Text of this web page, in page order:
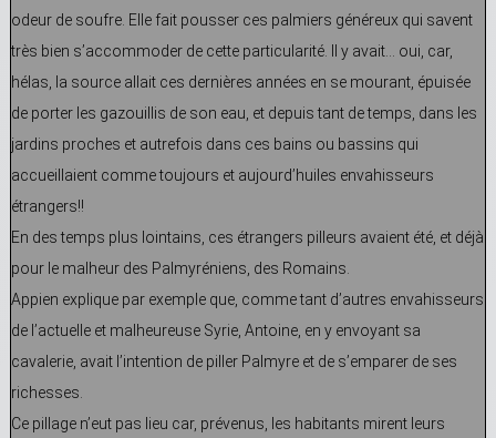
odeur de soufre. Elle fait pousser ces palmiers généreux qui savent
très bien s’accommoder de cette particularité. Il y avait… oui, car,
hélas, la source allait ces dernières années en se mourant, épuisée
de porter les gazouillis de son eau, et depuis tant de temps, dans les
jardins proches et autrefois dans ces bains ou bassins qui
accueillaient comme toujours et aujourd’huiles envahisseurs
étrangers!!
En des temps plus lointains, ces étrangers pilleurs avaient été, et déjà
pour le malheur des Palmyréniens, des Romains.
Appien explique par exemple que, comme tant d’autres envahisseurs
de l’actuelle et malheureuse Syrie, Antoine, en y envoyant sa
cavalerie, avait l’intention de piller Palmyre et de s’emparer de ses
richesses.
Ce pillage n’eut pas lieu car, prévenus, les habitants mirent leurs